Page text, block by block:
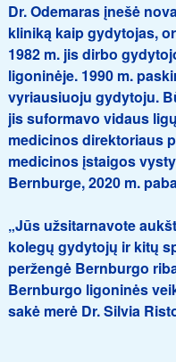
Dr. Odemaras įnešė
kliniką kaip gydytojas,
1982 m. jis dirbo
ligoninėje. 1990 m.
vyriausiuoju gydytoju.
jis suformavo vidaus
medicinos direktoriaus
medicinos įstaigos
Bernburge, 2020 m.
„Jūs užsitarnavote
kolegų gydytojų ir kitų
peržengė Bernburgo
Bernburgo ligoninės
sakė merė Dr. Silvia